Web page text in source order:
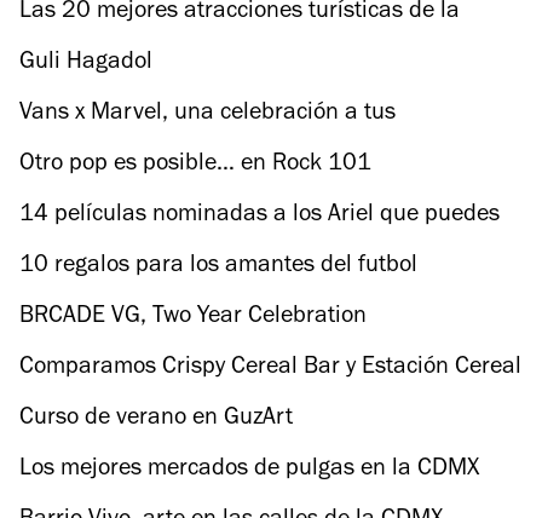
Las 20 mejores atracciones turísticas de la
CDMX
Guli Hagadol
Vans x Marvel, una celebración a tus
superhéroes favoritos
Otro pop es posible… en Rock 101
14 películas nominadas a los Ariel que puedes
ver en FilminLatino
10 regalos para los amantes del futbol
BRCADE VG, Two Year Celebration
Comparamos Crispy Cereal Bar y Estación Cereal
para saber cuál es mejor
Curso de verano en GuzArt
Los mejores mercados de pulgas en la CDMX